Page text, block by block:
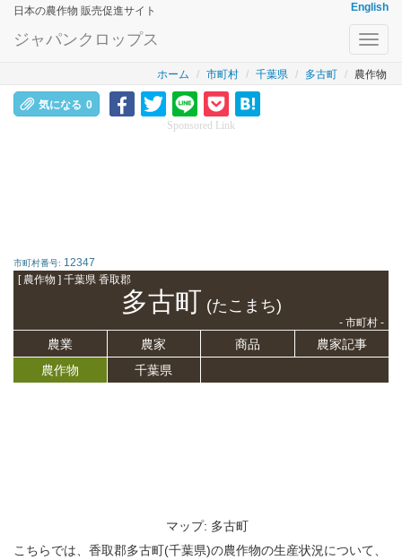
日本の農作物 販売促進サイト English
ジャパンクロップス
ホーム 市町村 千葉県 多古町 農作物
気になる 0
Sponsored Link
市町村番号: 12347
[ 農作物 ] 千葉県 香取郡
多古町 (たこまち)
- 市町村 -
農業 農家 商品
農家記事
農作物
千葉県
マップ: 多古町
こちらでは、香取郡多古町(千葉県)の農作物の生産状況について、